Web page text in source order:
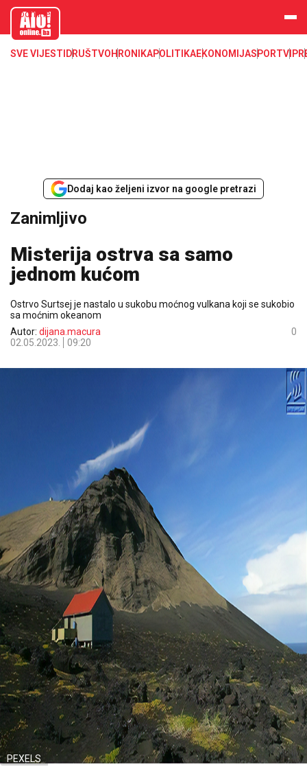
aloonline.b
SVE VIJESTI DRUŠTVOHRONIKAPOLITIKAEKONOMIJASPORTVIP
Dodaj kao željeni izvor na google pretrazi
Zanimljivo
Misterija ostrva sa samo
jednom kućom
Ostrvo Surtsej je nastalo u sukobu moćnog vulkana koji se sukobio
sa moćnim okeanom
Autor: dijana.macura
02.05.2023.
09:20
0
PEXELS